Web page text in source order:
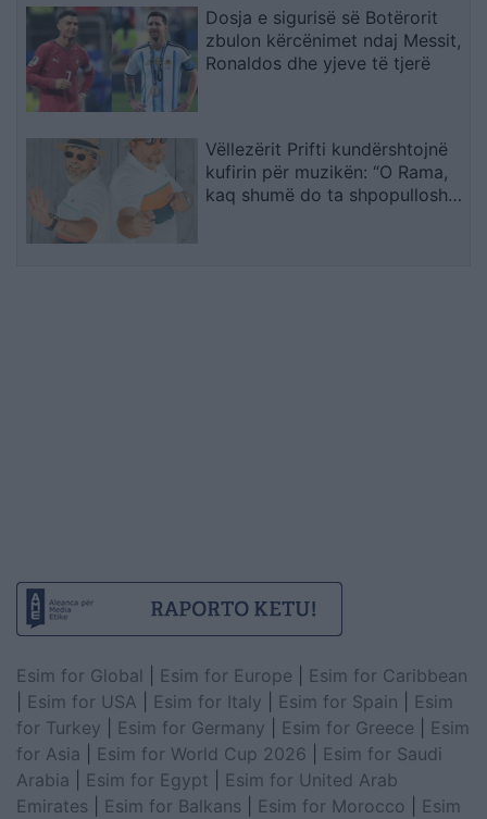
Dosja e sigurisë së Botërorit
zbulon kërcënimet ndaj Messit,
Ronaldos dhe yjeve të tjerë
Vëllezërit Prifti kundërshtojnë
kufirin për muzikën: “O Rama,
kaq shumë do ta shpopullosh
Esim for Global Esim for Europe
Esim for Caribbean
Esim for USA Esim for Italy Esim for Spain
Esim
for Turkey
Esim for Germany Esim for Greece
Esim
for Asia
Esim for World Cup 2026
Esim for Saudi
Arabia
Esim for Egypt
Esim for United Arab
Emirates
Esim for Balkans Esim for Morocco
Esim